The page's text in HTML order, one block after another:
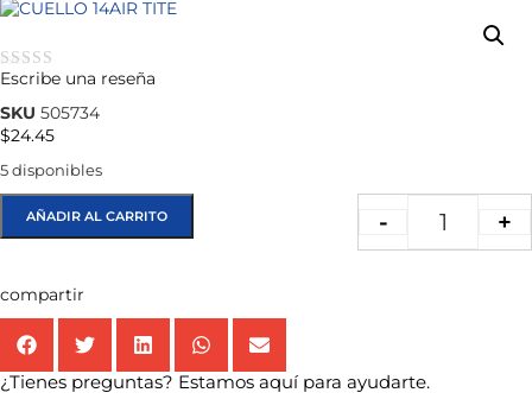
★★★★★
Escribe una reseña
SKU 505734
$24.45
5 disponibles
- +
AÑADIR AL CARRITO
compartir
¿Tienes preguntas? Estamos aquí para ayudarte.